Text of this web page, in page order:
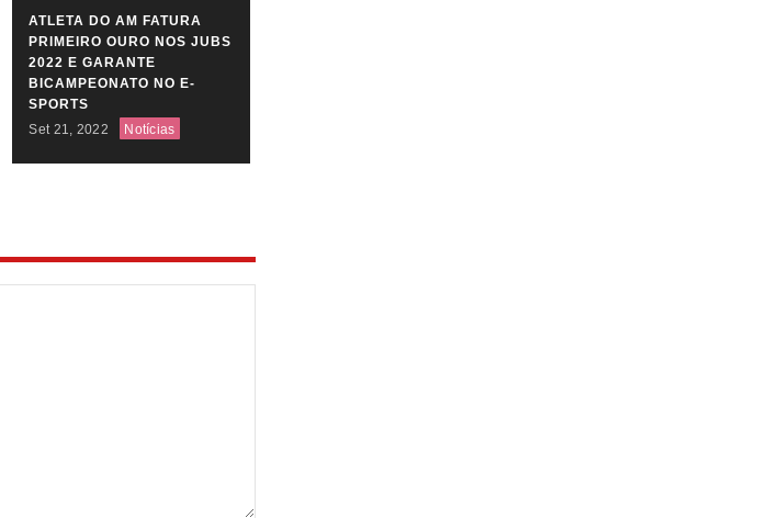
ATLETA DO AM FATURA
PRIMEIRO OURO NOS JUBS
2022 E GARANTE
BICAMPEONATO NO E-
SPORTS
Set 21, 2022
Notícias